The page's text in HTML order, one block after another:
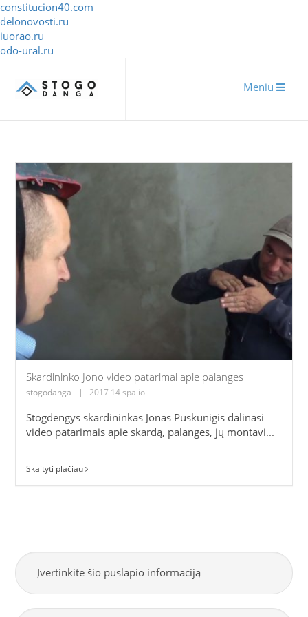
constitucion40.com
delonovosti.ru
iuorao.ru
odo-ural.ru
Meniu
Skardininko Jono video patarimai apie palanges
stogodanga | 2017 14 spalio
Stogdengys skardininkas Jonas Puskunigis dalinasi
video patarimais apie skardą, palanges, jų montavi...
Skaityti plačiau
Įvertinkite šio puslapio informaciją